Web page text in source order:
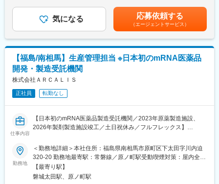
ら、自部署のみならず、他部署の品質改善を促す。
・品質システムのサブシステムの構築、普及推進、定着、改善活
動計画、年間計画の立案・実行を統括する
・技術移転対象製品の適切な製造管理及び、品質管理の確保を統
括する（変更管理、逸脱/不適合処理等）
・南相馬工場製造部門の品質システム構築と運用推進業務を管理
監督する
・治験薬/製品の品質情報（苦情含む）、品質不良・回収の処理を
統括する
・委託先企業の監査および、品質改善を統括する
・GQP /QMS文書の管理業務（各種記録、SOP、品質標準書、顧
客との品質契約書等）を統括する
・行政、顧客との品質に関わる各種調整、監査対応を統括する
・マネジメントレビュー、変更管理、CAPA、リスクマネジメント
などのシステムにおけるプロセスの変更及び改善、有効性の評
価、関係部署との会議を主催する
・品質保証部門のマネージャー、スタッフ研究者のジョブディス
ディション手当賃金はあくまでも目安の金額であり、選考を通じ
て上下する可能性があります。月給(月額)は固定手当を含めた表記
です。
気になる 応募依頼する
（エージェントサービス）
【福島/南相馬】生産管理担当 ※日本初のmRNA医薬品
開発・製造受託機関
株式会社ＡＲＣＡＬＩＳ
正社員 転勤なし
仕事内容
【日本初のmRNA医薬品製造受託機関／2023年原薬製造施設、
2026年製剤製造施設竣工／土日祝休み／フルフレックス】
製造部長および物流担当マネージャーからの指示のもと、下記業
務を進めていただきます。
想定している業務は下記の通りですが、これまでのご経験や工場
の建設状況によって他業務と兼任いただく場合がございます。
■物流業務全般
勤務地
＜勤務地詳細＞本社住所：福島県南相馬市原町区下太田字川内迫
320-20 勤務地最寄駅：常磐線／原ノ町駅受動喫煙対策：屋内全面
禁煙変更の範囲：会社の定める事業所
【最寄り駅】
磐城太田駅、原ノ町駅